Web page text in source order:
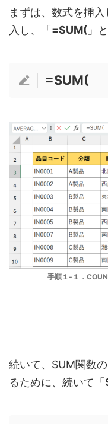
まずは、数式を挿
入し、「 =SUM( 」
=SUM(
手順１‐１．
続いて、SUM関数
るために、続いて「